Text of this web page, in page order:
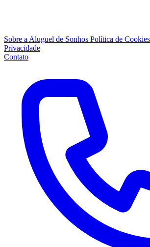
Sobre a Aluguel de Sonhos Política de Cookies
Privacidade
Contato